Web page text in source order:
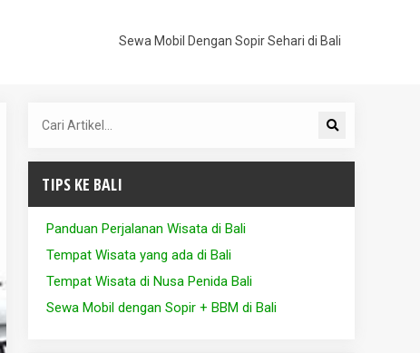
Sewa Mobil Dengan Sopir Sehari di Bali
TIPS KE BALI
Panduan Perjalanan Wisata di Bali
Tempat Wisata yang ada di Bali
Tempat Wisata di Nusa Penida Bali
Sewa Mobil dengan Sopir + BBM di Bali